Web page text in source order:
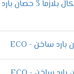
الهواء
هتكون منفرد
بتوفير